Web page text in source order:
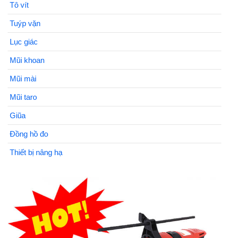
Tô vít
Tuýp vặn
Lục giác
Mũi khoan
Mũi mài
Mũi taro
Giũa
Đồng hồ đo
Thiết bị nâng hạ